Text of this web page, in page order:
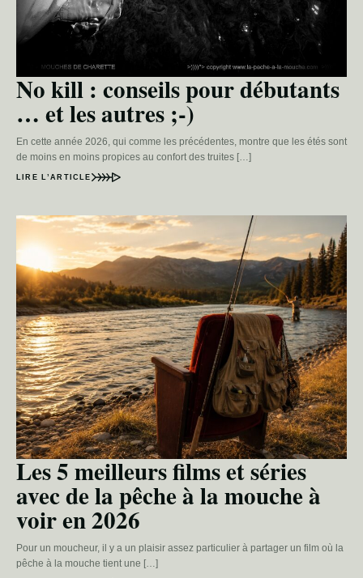
No kill : conseils pour débutants
… et les autres ;-)
En cette année 2026, qui comme les précédentes, montre que les étés sont
de moins en moins propices au confort des truites […]
LIRE L’ARTICLE
Les 5 meilleurs films et séries
avec de la pêche à la mouche à
voir en 2026
Pour un moucheur, il y a un plaisir assez particulier à partager un film où la
pêche à la mouche tient une […]